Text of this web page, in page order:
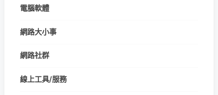
電腦軟體
網路大小事
網路社群
線上工具/服務